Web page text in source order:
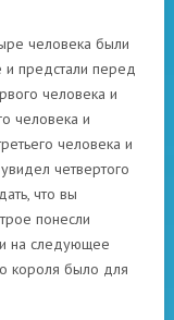
человека были
и предстали перед
человека и
человека и
человека и
четвертого
что вы
понесли
на следующее
короля было для